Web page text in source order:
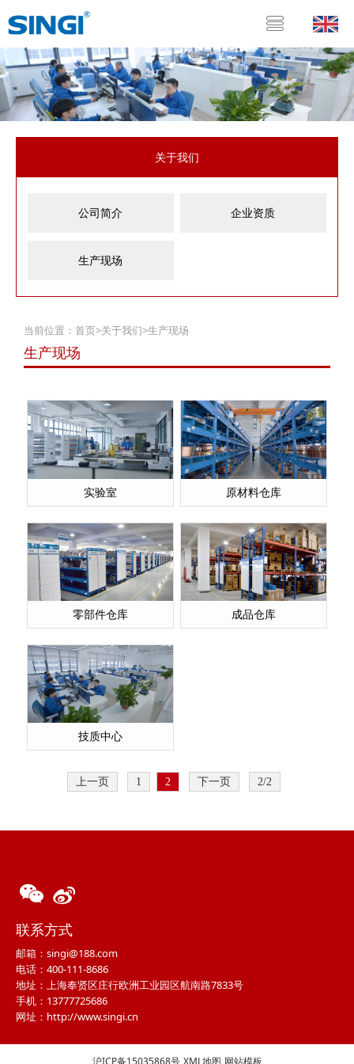
关于我们
公司简介 企业资质
生产现场
当前位置： 首页>关于我们>生产现场
生产现场
实验室 原材料仓库
零部件仓库 成品仓库
技质中心
上一页 1 2 下一页 2/2
联系方式
邮箱：singi@188.com
电话：400-111-8686
地址：上海奉贤区庄行欧洲工业园区航南路7833号
手机：13777725686
网址：http://www.singi.cn
沪ICP备15035868号 XML地图 网站模板